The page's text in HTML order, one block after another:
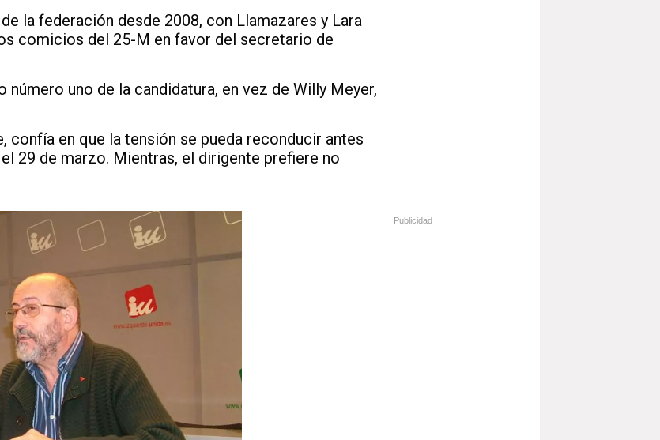
la federación desde 2008, con Llamazares y Lara
comicios del 25-M en favor del secretario de
uno de la candidatura, en vez de Willy Meyer,
confía en que la tensión se pueda reconducir antes
29 de marzo. Mientras, el dirigente prefiere no
Publicidad